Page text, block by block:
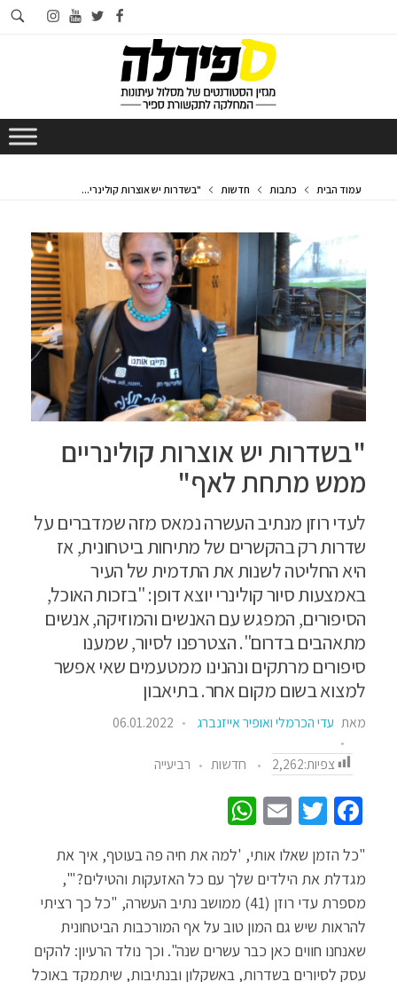
facebook
twitter
youtube
instagram
עמוד הבית כתבות חדשות "בשדרות יש אוצרות קולינרי...
"בשדרות יש אוצרות קולינריים
ממש מתחת לאף"
לעדי רוזן מנתיב העשרה נמאס מזה שמדברים על
שדרות רק בהקשרים של מתיחות ביטחונית, אז
היא החליטה לשנות את התדמית של העיר
באמצעות סיור קולינרי יוצא דופן: "בזכות האוכל,
הסיפורים, המפגש עם האנשים והמוזיקה, אנשים
מתאהבים בדרום". הצטרפנו לסיור, שמענו
סיפורים מרתקים ונהנינו ממטעמים שאי אפשר
למצוא בשום מקום אחר. בתיאבון
מאת עדי הכרמליואופיר אייזנברג 06.01.2022
צפיות:2,262 חדשות רביעייה
Fa
b
o
o
k
T
wi
tt
er
E
m
ail
at
sA
p
p
"כל הזמן שאלו אותי, 'למה את חיה פה בעוטף, איך את
מגדלת את הילדים שלך עם כל האזעקות והטילים?'",
מספרת עדי רוזן (41) ממושב נתיב העשרה, "כל כך רציתי
להראות שיש גם המון טוב על אף המורכבות הביטחונית
שאנחנו חווים כאן כבר עשרים שנה". וכך נולד הרעיון: להקים
עסק לסיורים בשדרות, באשקלון ובנתיבות, שיתמקד באוכל